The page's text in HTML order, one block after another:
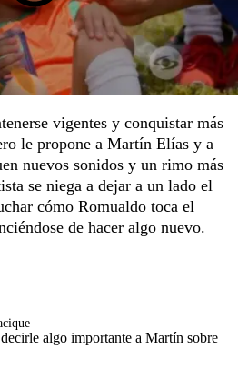
vigentes y conquistar más
le propone a Martín Elías y a
nuevos sonidos y un rimo más
se niega a dejar a un lado el
cómo Romualdo toca el
de hacer algo nuevo.
algo importante a Martín sobre